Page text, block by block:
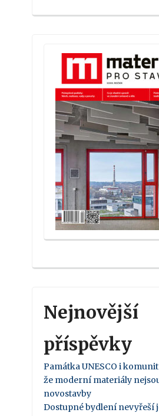
Nejnovější
příspěvky
Památka UNESCO i
že moderní materiály
novostavby
Dostupné bydlení nevyřeší